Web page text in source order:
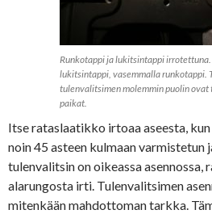
Runkotappi ja lukitsintappi
lukitsintappi, vasemmalla runkotappi.
tulenvalitsimen molemmin puolin
paikat.
Itse rataslaatikko irtoaa aseesta,
noin 45 asteen kulmaan varmistetun
tulenvalitsin on oikeassa
alarungosta irti. Tulenvalitsimen
mitenkään mahdottoman tarkka.